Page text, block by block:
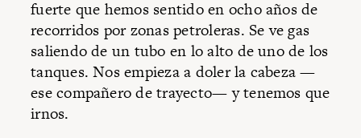
fuerte que hemos sentido en ocho años de
recorridos por zonas petroleras. Se ve gas
saliendo de un tubo en lo alto de uno de los
tanques. Nos empieza a doler la cabeza —
ese compañero de trayecto— y tenemos que
irnos.